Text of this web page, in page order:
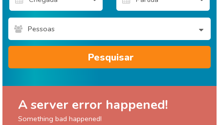
Pessoas
Pesquisar
A server error happened!
Something bad happened!